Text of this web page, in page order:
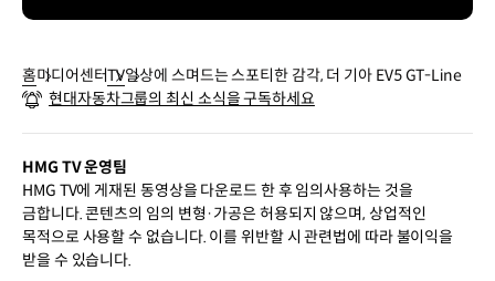
홈미디어센터TV일상에 스며드는 스포티한 감각, 더 기아 EV5 GT-Line
현대자동차그룹의 최신 소식을 구독하세요
HMG TV 운영팀
HMG TV에 게재된 동영상을 다운로드 한 후 임의사용하는 것을
금합니다. 콘텐츠의 임의 변형·가공은 허용되지 않으며, 상업적인
목적으로 사용할 수 없습니다. 이를 위반할 시 관련법에 따라 불이익을
받을 수 있습니다.